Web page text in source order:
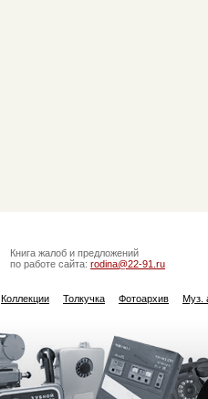
Книга жалоб и предложений
по работе сайта: rodina@22-91.ru
Коллекции Толкучка Фотоархив Муз.